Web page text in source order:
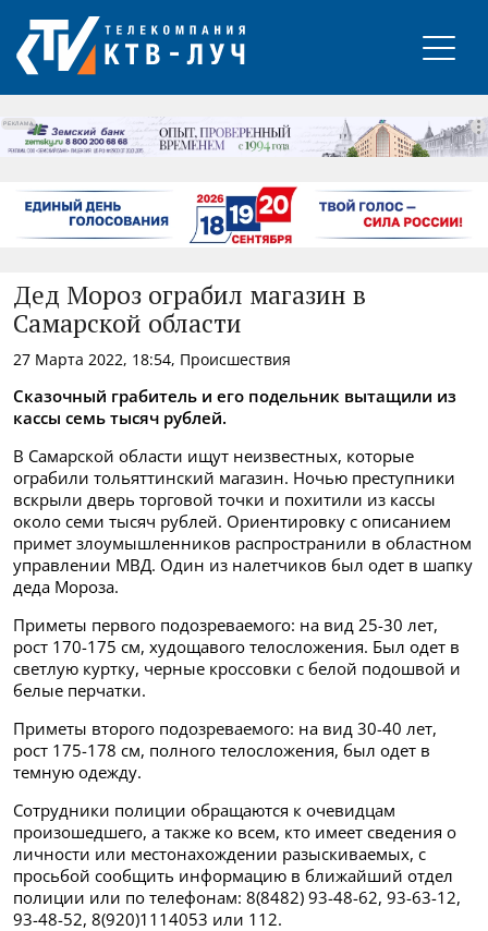
РЕКЛАМА
Дед Мороз ограбил магазин в
Самарской области
27 Марта 2022, 18:54, Происшествия
Сказочный грабитель и его подельник вытащили из
кассы семь тысяч рублей.
В Самарской области ищут неизвестных, которые
ограбили тольяттинский магазин. Ночью преступники
вскрыли дверь торговой точки и похитили из кассы
около семи тысяч рублей. Ориентировку с описанием
примет злоумышленников распространили в областном
управлении МВД. Один из налетчиков был одет в шапку
деда Мороза.
Приметы первого подозреваемого: на вид 25-30 лет,
рост 170-175 см, худощавого телосложения. Был одет в
светлую куртку, черные кроссовки с белой подошвой и
белые перчатки.
Приметы второго подозреваемого: на вид 30-40 лет,
рост 175-178 см, полного телосложения, был одет в
темную одежду.
Сотрудники полиции обращаются к очевидцам
произошедшего, а также ко всем, кто имеет сведения о
личности или местонахождении разыскиваемых, с
просьбой сообщить информацию в ближайший отдел
полиции или по телефонам: 8(8482) 93-48-62, 93-63-12,
93-48-52, 8(920)1114053 или 112.